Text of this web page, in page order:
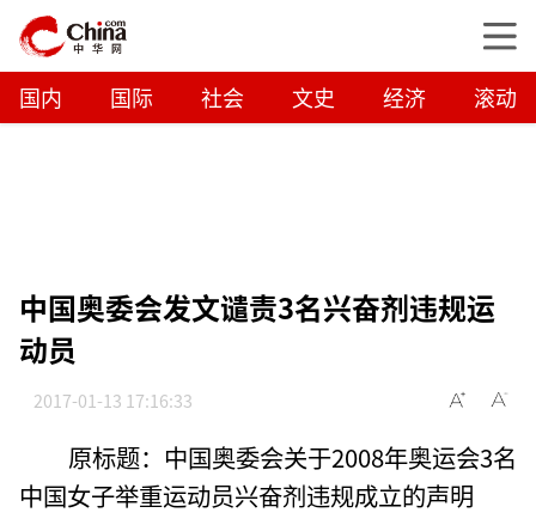
国内 国际 社会 文史 经济 滚动
中国奥委会发文谴责3名兴奋剂违规运
动员
2017-01-13 17:16:33
原标题：中国奥委会关于2008年奥运会3名
中国女子举重运动员兴奋剂违规成立的声明